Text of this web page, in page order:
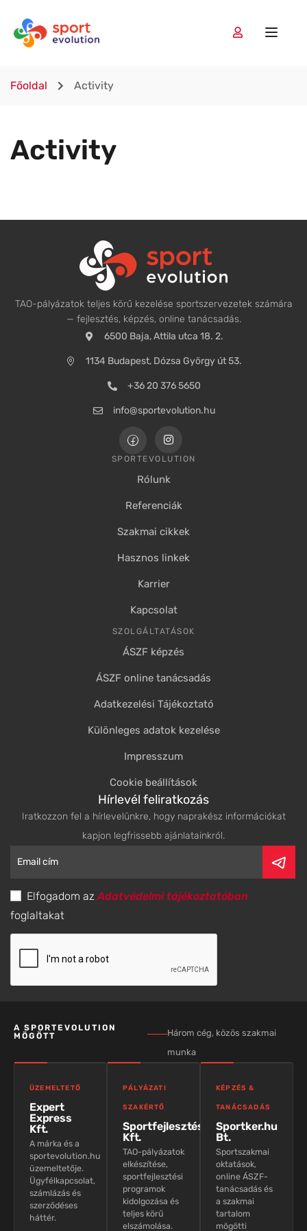
Főoldal Activity
Activity
TAO-pályázatok teljes körű kezelése sportszervezetek számára
— fejlesztés, képzés, online tanácsadás.
6500 Baja, Attila utca 18. 2.
1134 Budapest, Dózsa György út 53.
+36 20 376 5650
info@sportevolution.hu
SPORTEVOLUTION
Rólunk
Referenciák
Szakmai cikkek
Hasznos linkek
Karrier
Kapcsolat
SZOLGÁLTATÁSOK
ÁSZF képzés
ÁSZF online tanácsadás
Adatkezelési Tájékoztató
Különleges adatok kezelése
Impresszum
Cookie beállítások
Hírlevél feliratkozás
Iratkozzon fel a hírlevelünkre, hogy naprakész információkat
kapjon legfrissebb ajánlatainkról.
Elfogadom azAdatvédelmi tájékoztatóban
foglaltakat
A SPORTEVOLUTION
MÖGÖTT
Három cég, közös szakmai
munka
ÜZEMELTETŐ
Expert
Express
Kft.
A márka és a
sportevolution.hu
üzemeltetője.
Ügyfélkapcsolat,
számlázás és
szerződéses
háttér.
PÁLYÁZATI
SZAKÉRTŐ
Sportfejlesztés
Kft.
TAO-pályázatok
elkészítése,
sportfejlesztési
programok
kidolgozása és
teljes körű
elszámolása.
KÉPZÉS &
TANÁCSADÁS
Sportker.hu
Bt.
Sportszakmai
oktatások,
online ÁSZF-
tanácsadás és
a szakmai
tartalom
mögötti